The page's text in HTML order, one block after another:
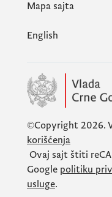
Mapa sajta
English
©Copyright 2026.
korišćenja
Ovaj sajt štiti
Google politiku
usluge.